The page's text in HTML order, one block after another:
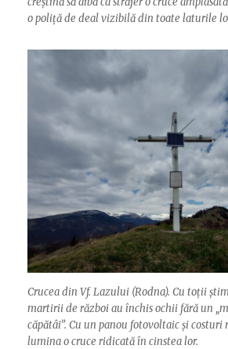
o poliță de deal vizibilă din toate laturile
Crucea din Vf. Lazului (Rodna). Cu toții
martirii de război au închis ochii fără un
căpătâi”. Cu un panou fotovoltaic și
lumina o cruce ridicată în cinstea lor.